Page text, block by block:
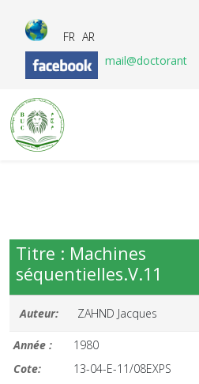
FR AR
mail@doctorant
Titre : Machines
séquentielles.V.11
Auteur: ZAHND Jacques
Année :
1980
Cote:
13-04-E-11/08EXPS